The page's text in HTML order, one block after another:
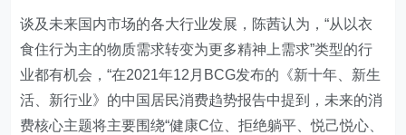
谈及未来国内市场的各大行业发展，陈茜认为，“从以衣
食住行为主的物质需求转变为更多精神上需求”类型的行
业都有机会，“在2021年12月BCG发布的《新十年、新生
活、新行业》的中国居民消费趋势报告中提到，未来的消
费核心主题将主要围绕“健康C位、拒绝躺平、悦己悦心、